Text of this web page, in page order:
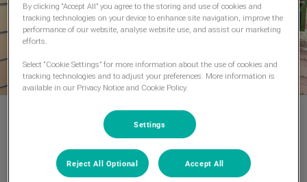
Play
Medicina Veterinária de
Proximidade
Seja bem-vindo à VETMEDIS!
By clicking “Accept All” you agree to the storing and use of cookies and
tracking technologies on your device to enhance site navigation, improve the
performance of our website, analyse website use, and assist our marketing
efforts.
Select “Cookie Settings” for more information about the use of cookies and
tracking technologies and to adjust your preferences. More information is
available in our Privacy Notice and Cookie Policy.
Settings
Reject All Optional Accept All